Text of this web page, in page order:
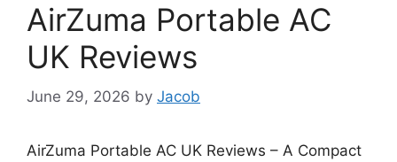
AirZuma Portable AC
UK Reviews
June 29, 2026 by Jacob
AirZuma Portable AC UK Reviews – A Compact